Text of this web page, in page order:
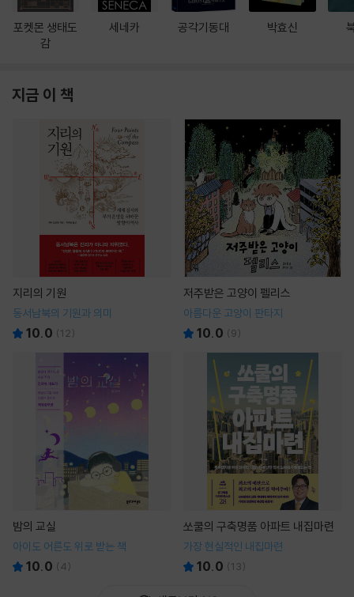
포켓몬 생태도
감
세네카 공각기동대 박효신
지금 이 책
지리의 기원
동서남북의 기원과 의미
10.0 (12)
저주받은 고양이 펠리스
아름다운 고양이 판타지
10.0 (9)
밤의 교실
아이도 어른도 위로 받는 책
10.0 (4)
쏘쿨의 구축명품 아파트 내집마련
가장 현실적인 내집마련
10.0 (13)